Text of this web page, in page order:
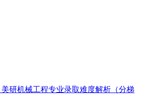
美研机械工程专业录取难度解析（分梯